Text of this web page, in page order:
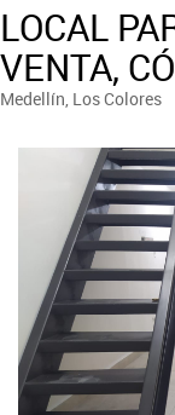
LOCAL
VENTA,
Medellín, Los Colores